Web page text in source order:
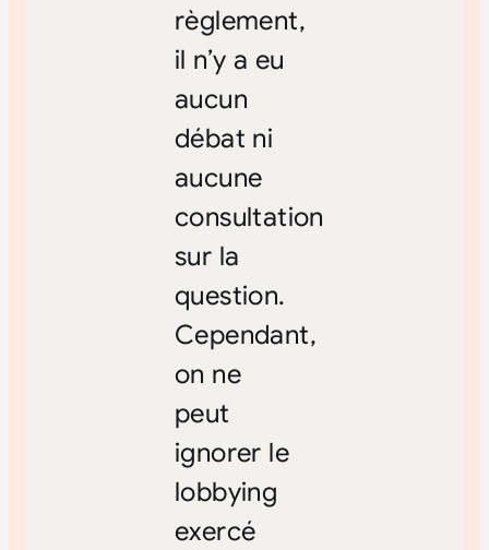
règlement,
il n’y a eu
aucun
débat ni
aucune
consultation
sur la
question.
Cependant,
on ne
peut
ignorer le
lobbying
exercé